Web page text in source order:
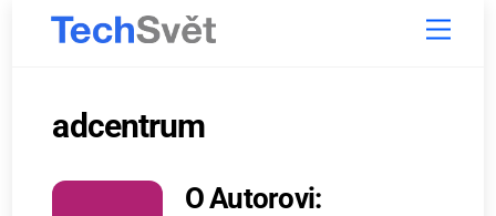
Menu
adcentrum
O Autorovi: